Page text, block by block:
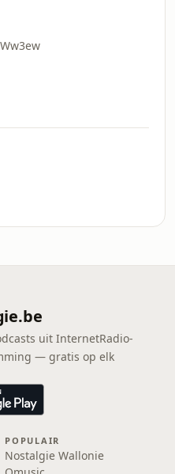
uit InternetRadio-
— gratis op elk
POPULAIR
Nostalgie Wallonie